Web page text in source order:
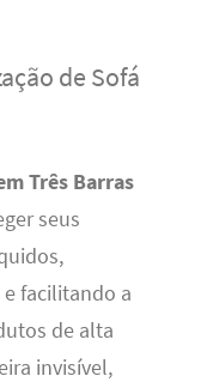
de Sofá
Três Barras
seus
facilitando a
de alta
invisível,